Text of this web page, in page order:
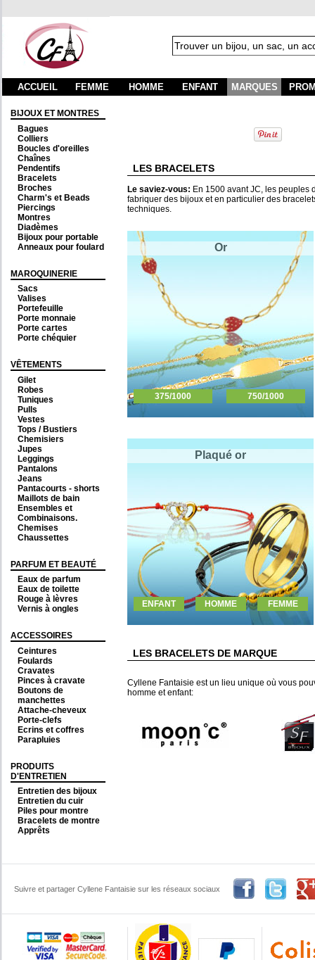
ACCUEIL FEMME HOMME ENFANT MARQUES
BIJOUX ET MONTRES
Bagues
Colliers
Boucles d'oreilles
Chaînes
Pendentifs
Bracelets
Broches
Charm's et Beads
Piercings
Montres
Diadèmes
Bijoux pour portable
Anneaux pour foulard
MAROQUINERIE
Sacs
Valises
Portefeuille
Porte monnaie
Porte cartes
Porte chéquier
VÊTEMENTS
Gilet
Robes
Tuniques
Pulls
Vestes
Tops / Bustiers
Chemisiers
Jupes
Leggings
Pantalons
Jeans
Pantacourts - shorts
Maillots de bain
Ensembles et
Combinaisons.
Chemises
Chaussettes
PARFUM ET BEAUTÉ
Eaux de parfum
Eaux de toilette
Rouge à lèvres
Vernis à ongles
ACCESSOIRES
Ceintures
Foulards
Cravates
Pinces à cravate
Boutons de
manchettes
Attache-cheveux
Porte-clefs
Ecrins et coffres
Parapluies
PRODUITS
D'ENTRETIEN
Entretien des bijoux
Entretien du cuir
Piles pour montre
Bracelets de montre
Apprêts
LES BRACELETS
Le saviez-vous: En 1500 avant JC, les peuples
fabriquer des bijoux et en particulier des
techniques.
Or
375/1000 750/1000
Plaqué or
ENFANT HOMME FEMME
LES BRACELETS DE MARQUE
Cyllene Fantaisie est un lieu unique où vous
homme et enfant:
Suivre et partager Cyllene Fantaisie sur les réseaux sociaux